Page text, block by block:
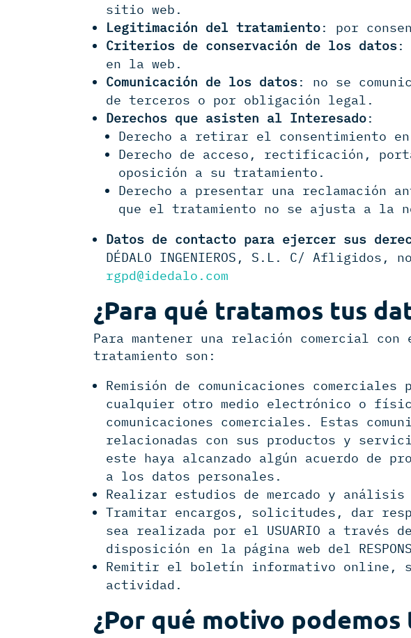
sitio web.
Legitimación del tratamiento: por
Criterios de conservación de los datos:
en la web.
Comunicación de los datos: no se
de terceros o por obligación legal.
Derechos que asisten al Interesado:
Derecho a retirar el consentimiento en
Derecho de acceso, rectificación,
oposición a su tratamiento.
Derecho a presentar una reclamación
que el tratamiento no se ajusta a la
Datos de contacto para ejercer sus
DÉDALO INGENIEROS, S.L. C/
rgpd@idedalo.com
¿Para qué tratamos tus
Para mantener una relación comercial
tratamiento son:
Remisión de comunicaciones
cualquier otro medio electrónico o
comunicaciones comerciales. Estas
relacionadas con sus productos y
este haya alcanzado algún acuerdo de
a los datos personales.
Realizar estudios de mercado y
Tramitar encargos, solicitudes, dar
sea realizada por el USUARIO a través
disposición en la página web del
Remitir el boletín informativo online,
actividad.
¿Por qué motivo